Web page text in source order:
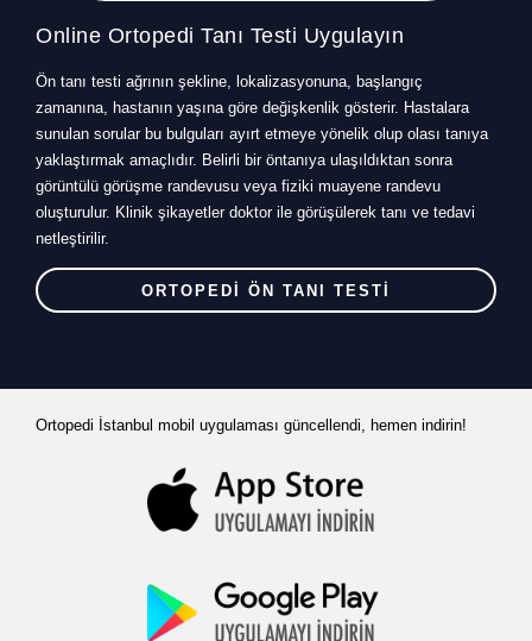
Online Ortopedi Tanı Testi Uygulayın
Ön tanı testi ağrının şekline, lokalizasyonuna, başlangıç
zamanına, hastanın yaşına göre değişkenlik gösterir. Hastalara
sunulan sorular bu bulguları ayırt etmeye yönelik olup olası tanıya
yaklaştırmak amaçlıdır. Belirli bir öntanıya ulaşıldıktan sonra
görüntülü görüşme randevusu veya fiziki muayene randevu
oluşturulur. Klinik şikayetler doktor ile görüşülerek tanı ve tedavi
netleştirilir.
ORTOPEDİ ÖN TANI TESTİ
Ortopedi İstanbul mobil uygulaması güncellendi, hemen indirin!